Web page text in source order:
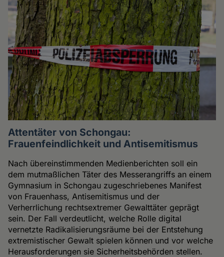
Attentäter von Schongau:
Frauenfeindlichkeit und Antisemitismus
Nach übereinstimmenden Medienberichten soll ein
dem mutmaßlichen Täter des Messerangriffs an einem
Gymnasium in Schongau zugeschriebenes Manifest
von Frauenhass, Antisemitismus und der
Verherrlichung rechtsextremer Gewalttäter geprägt
sein. Der Fall verdeutlicht, welche Rolle digital
vernetzte Radikalisierungsräume bei der Entstehung
extremistischer Gewalt spielen können und vor welche
Herausforderungen sie Sicherheitsbehörden stellen.